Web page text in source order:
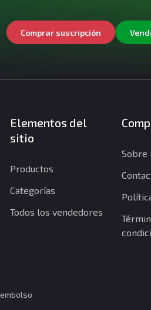
Comprar suscripción
Elementos del
sitio
Productos
Categorías
Todos los vendedores
Sobre